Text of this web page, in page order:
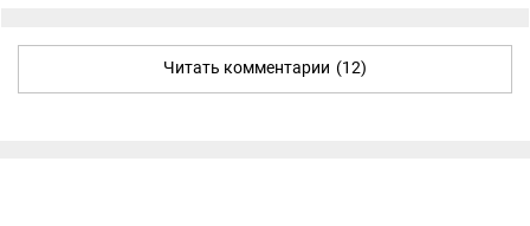
Читать комментарии (12)